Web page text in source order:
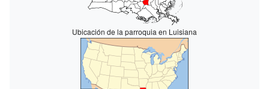
Ubicación de la parroquia en Luisiana